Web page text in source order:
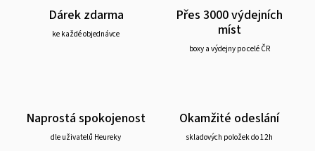
Dárek zdarma
ke každé objednávce
Přes 3000 výdejních
míst
boxy a výdejny po celé ČR
Naprostá spokojenost
dle uživatelů Heureky
Okamžité odeslání
skladových položek do 12h